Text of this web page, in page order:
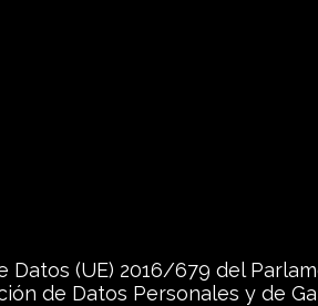
(UE) 2016/679 del
de Datos Personales y de